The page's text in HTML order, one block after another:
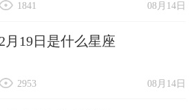
08月14日
1841
2月19日是什么星座
08月14日
2953